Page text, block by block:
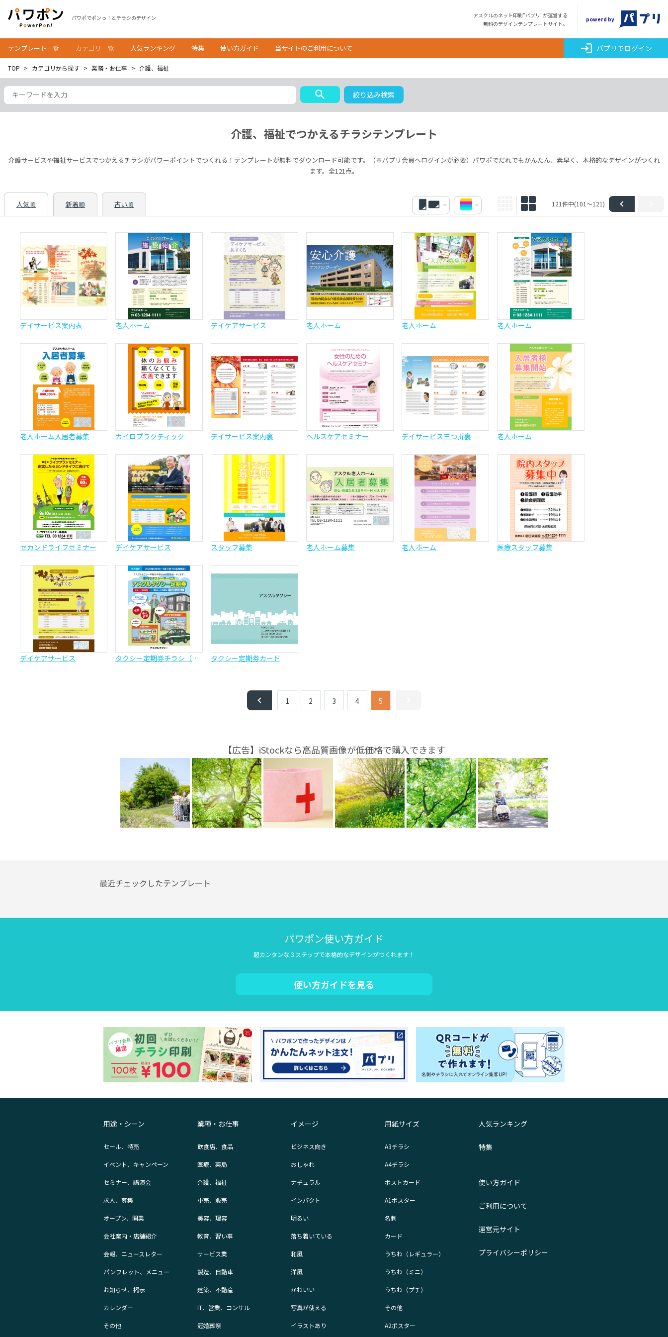
パワポでポンっ！とチラシのデザイン
アスクルのネット印刷"パプリ"が運営する
無料のデザインテンプレートサイト。
powerd by
テンプレート一覧 カテゴリ一覧 人気ランキング 特集 使い方ガイド 当サイトのご利用について login パプリでログイン
TOP カテゴリから探す 業務・お仕事 介護、福祉
search 絞り込み検索
介護、福祉でつかえるチラシテンプレート
介護サービスや福祉サービスでつかえるチラシがパワーポイントでつくれる！テンプレートが無料でダウンロード可能です。（※パプリ会員へログインが必要）パワポでだれでもかんたん、素早く、本格的なデザインがつくれ
ます。全121点。
人気順 新着順 古い順 121件中(101～121)
デイサービス案内表 老人ホーム デイケアサービス 老人ホーム 老人ホーム 老人ホーム
老人ホーム入居者募集 カイロプラクティック デイサービス案内裏 ヘルスケアセミナー デイサービス三つ折裏 老人ホーム
セカンドライフセミナー デイケアサービス スタッフ募集 老人ホーム募集 老人ホーム 医療スタッフ募集
デイケアサービス タクシー定期券チラシ（高齢者サービス向け） タクシー定期券カード
1 2 3 4 5
【広告】iStockなら高品質画像が低価格で購入できます
最近チェックしたテンプレート
パワポン使い方ガイド
超カンタンな３ステップで本格的なデザインがつくれます！
使い方ガイドを見る
用途・シーン
セール、特売
イベント、キャンペーン
セミナー、講演会
求人、募集
オープン、開業
会社案内・店舗紹介
会報、ニュースレター
パンフレット、メニュー
お知らせ、掲示
カレンダー
その他
業種・お仕事
飲食店、食品
医療、薬局
介護、福祉
小売、販売
美容、理容
教育、習い事
サービス業
製造、自動車
建築、不動産
IT、営業、コンサル
冠婚葬祭
イメージ
ビジネス向き
おしゃれ
ナチュラル
インパクト
明るい
落ち着いている
和風
洋風
かわいい
写真が使える
イラストあり
用紙サイズ
A3チラシ
A4チラシ
ポストカード
A1ポスター
名刺
カード
うちわ（レギュラー）
うちわ（ミニ）
うちわ（プチ）
その他
A2ポスター
人気ランキング
特集
使い方ガイド
ご利用について
運営元サイト
プライバシーポリシー